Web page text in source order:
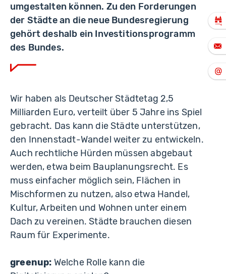
umgestalten können. Zu den Forderungen
der Städte an die neue Bundesregierung
gehört deshalb ein Investitionsprogramm
des Bundes.
Wir haben als Deutscher Städtetag 2,5
Milliarden Euro, verteilt über 5 Jahre ins Spiel
gebracht. Das kann die Städte unterstützen,
den Innenstadt-Wandel weiter zu entwickeln.
Auch rechtliche Hürden müssen abgebaut
werden, etwa beim Bauplanungsrecht. Es
muss einfacher möglich sein, Flächen in
Mischformen zu nutzen, also etwa Handel,
Kultur, Arbeiten und Wohnen unter einem
Dach zu vereinen. Städte brauchen diesen
Raum für Experimente.
greenup: Welche Rolle kann die